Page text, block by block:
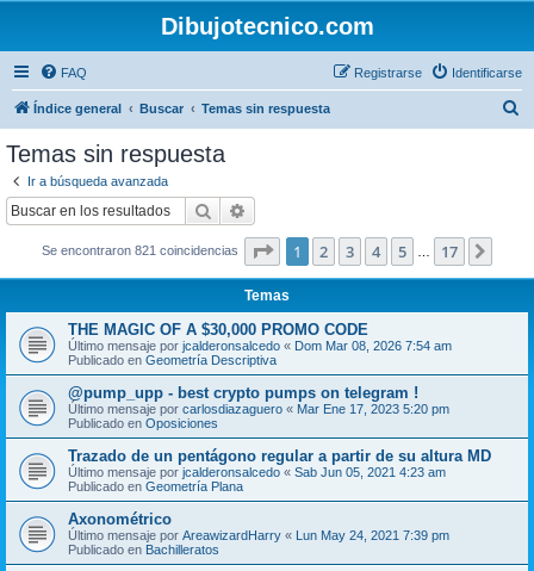
Dibujotecnico.com
FAQ Identificarse
Registrarse
Índice general Buscar Temas sin respuesta
Temas sin respuesta
Ir a búsqueda avanzada
Buscar
Se encontraron 821 coincidencias Página de 17
1 2 3 4 5 17
Temas
THE MAGIC OF A $30,000 PROMO CODE
Último mensaje por jcalderonsalcedo « Dom Mar 08, 2026 7:54 am
Publicado en Geometría Descriptiva
@pump_upp - best crypto pumps on telegram !
Último mensaje por carlosdiazaguero « Mar Ene 17, 2023 5:20 pm
Publicado en Oposiciones
Trazado de un pentágono regular a partir de su altura MD
Último mensaje por jcalderonsalcedo « Sab Jun 05, 2021 4:23 am
Publicado en Geometría Plana
Axonométrico
Último mensaje por AreawizardHarry « Lun May 24, 2021 7:39 pm
Publicado en Bachilleratos